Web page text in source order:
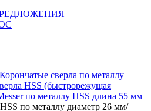
Корончатые сверла по металлу
HSS (быстрорежущая
по металлу HSS длина 55 мм
по металлу диаметр 26 мм/